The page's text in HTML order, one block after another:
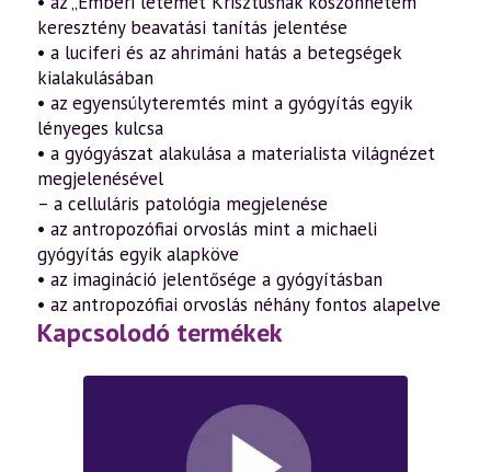
keresztény beavatási tanítás jelentése
• a luciferi és az ahrimáni hatás a betegségek
kialakulásában
• az egyensúlyteremtés mint a gyógyítás egyik
lényeges kulcsa
• a gyógyászat alakulása a materialista világnézet
megjelenésével
– a celluláris patológia megjelenése
• az antropozófiai orvoslás mint a michaeli
gyógyítás egyik alapköve
• az imagináció jelentősége a gyógyításban
• az antropozófiai orvoslás néhány fontos alapelve
Kapcsolodó termékek